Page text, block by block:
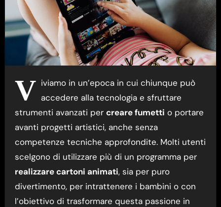
V iviamo in un’epoca in cui chiunque può
accedere alla tecnologia e sfruttare
strumenti avanzati per creare fumetti o portare
avanti progetti artistici, anche senza
competenze tecniche approfondite. Molti utenti
scelgono di utilizzare più di un programma per
realizzare cartoni animati, sia per puro
divertimento, per intrattenere i bambini o con
l’obiettivo di trasformare questa passione in